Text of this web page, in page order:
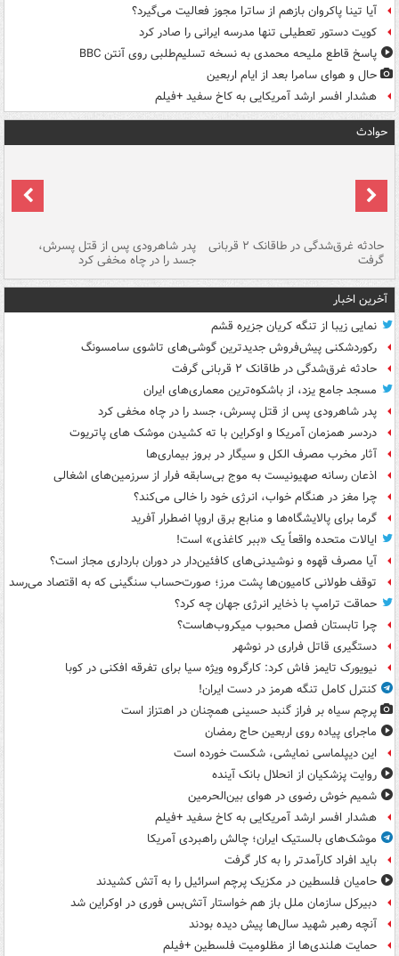
آیا تینا پاکروان بازهم از ساترا مجوز فعالیت می‌گیرد؟
کویت دستور تعطیلی تنها مدرسه ایرانی را صادر کرد
پاسخ قاطع ملیحه محمدی به نسخه تسلیم‌طلبی روی آنتن BBC
حال و هوای سامرا بعد از ایام اربعین
هشدار افسر ارشد آمریکایی به کاخ سفید +فیلم
حوادث
حادثه غرق‌شدگی در طاقانک ۲ قربانی
گرفت
پدر شاهرودی پس از قتل پسرش،
جسد را در چاه مخفی کرد
آخرین اخبار
نمایی زیبا از تنگه کریان جزیره قشم
رکوردشکنی پیش‌فروش جدیدترین گوشی‌های تاشوی سامسونگ
حادثه غرق‌شدگی در طاقانک ۲ قربانی گرفت
مسجد جامع یزد، از باشکوه‌ترین معماری‌های ایران
پدر شاهرودی پس از قتل پسرش، جسد را در چاه مخفی کرد
دردسر همزمان آمریکا و اوکراین با ته کشیدن موشک های پاتریوت
آثار مخرب مصرف الکل و سیگار در بروز بیماری‌ها
اذعان رسانه صهیونیست به موج بی‌سابقه فرار از سرزمین‌های اشغالی
چرا مغز در هنگام خواب، انرژی خود را خالی می‌کند؟
گرما برای پالایشگاه‌ها و منابع برق اروپا اضطرار آفرید
ایالات متحده واقعاً یک «ببر کاغذی» است!
آیا مصرف قهوه و نوشیدنی‌های کافئین‌دار در دوران بارداری مجاز است؟
توقف طولانی کامیون‌ها پشت مرز؛ صورت‌حساب سنگینی که به اقتصاد می‌رسد
حماقت ترامپ با ذخایر انرژی جهان چه کرد؟
چرا تابستان فصل محبوب میکروب‌هاست؟
دستگیری قاتل فراری در نوشهر
نیویورک تایمز فاش کرد: کارگروه ویژه سیا برای تفرقه افکنی در کوبا
کنترل کامل تنگه هرمز در دست ایران!
پرچم سیاه بر فراز گنبد حسینی همچنان در اهتزاز است
ماجرای پیاده روی اربعین حاج رمضان
این دیپلماسی نمایشی، شکست خورده است
روایت پزشکیان از انحلال بانک آینده
شمیم خوش رضوی در هوای بین‌الحرمین
هشدار افسر ارشد آمریکایی به کاخ سفید +فیلم
موشک‌های بالستیک ایران؛ چالش راهبردی آمریکا
باید افراد کارآمدتر را به کار گرفت
حامیان فلسطین در مکزیک پرچم اسرائیل را به آتش کشیدند
دبیرکل سازمان ملل باز هم خواستار آتش‌بس فوری در اوکراین شد
آنچه رهبر شهید سال‌ها پیش دیده بودند
حمایت هلندی‌ها از مظلومیت فلسطین +فیلم